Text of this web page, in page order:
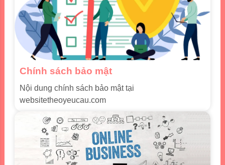
Chính sách bảo mật
Nội dung chính sách bảo mật tại
websitetheoyeucau.com